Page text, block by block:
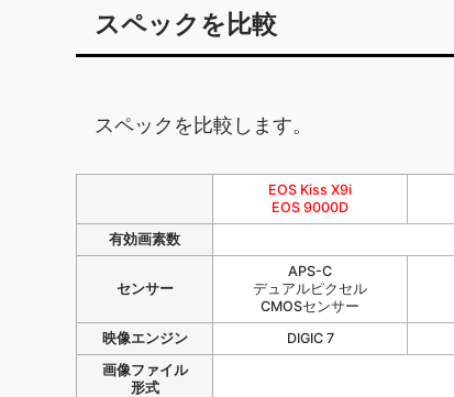
スペックを比較
スペックを比較します。
EOS Kiss X9i
EOS 9000D
有効画素数
センサー
APS-C
デュアルピクセル
CMOSセンサー
映像エンジン DIGIC 7
画像ファイル
形式